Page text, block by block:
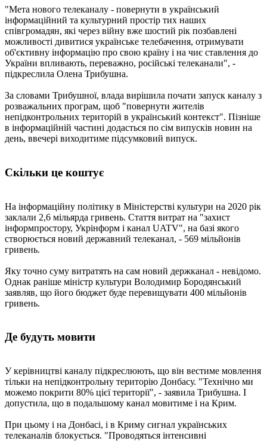
"Мета нового телеканалу - повернути в український
інформаційний та культурний простір тих наших
співгромадян, які через війну вже шостий рік позбавлені
можливості дивитися українське телебачення, отримувати
об'єктивну інформацію про свою країну і на чиє ставлення до
України впливають, переважно, російські телеканали", -
підкреслила Олена Трибушна.
За словами Трибушної, влада вирішила почати запуск каналу з
розважальних програм, щоб "повернути жителів
непідконтрольних територій в український контекст". Пізніше
в інформаційній частині додасться по сім випусків новин на
день, ввечері виходитиме підсумковий випуск.
Скільки це коштує
На інформаційну політику в Міністерстві культури на 2020 рік
заклали 2,6 мільярда гривень. Стаття витрат на "захист
інформпростору, Укрінформ і канал UATV", на базі якого
створюється новий державний телеканал, - 569 мільйонів
гривень.
Яку точно суму витратять на сам новий держканал - невідомо.
Однак раніше міністр культури Володимир Бородянський
заявляв, що його бюджет буде перевищувати 400 мільйонів
гривень.
Де будуть мовити
У керівництві каналу підкреслюють, що він вестиме мовлення
тільки на непідконтрольну територію Донбасу. "Технічно ми
можемо покрити 80% цієї території", - заявила Трибушна. І
допустила, що в подальшому канал мовитиме і на Крим.
При цьому і на Донбасі, і в Криму сигнал українських
телеканалів блокується. "Проводяться інтенсивні